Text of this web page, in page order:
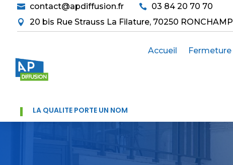
 contact@apdiffusion.fr  03 84 20 70 70
 20 bis Rue Strauss La Filature, 70250 RONCHAMP
Accueil Fermeture
LA QUALITÉ PORTE UN NOM